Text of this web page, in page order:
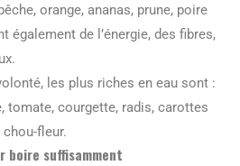
orange, ananas, prune, poire
également de l’énergie, des fibres,
les plus riches en eau sont :
tomate, courgette, radis, carottes
fleur.
boire suffisamment